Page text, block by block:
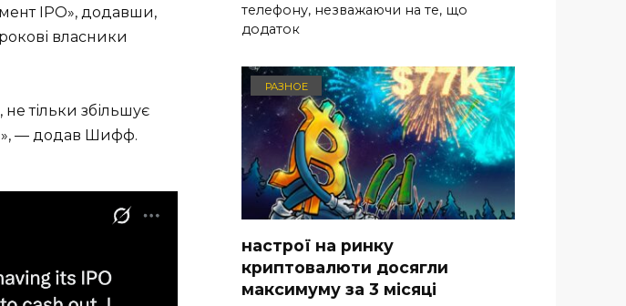
IPO», додавши,
власники
не тільки збільшує
— додав Шифф.
телефону, незважаючи на те, що
додаток
РАЗНОЕ
настрої на ринку
криптовалюти досягли
максимуму за 3 місяці